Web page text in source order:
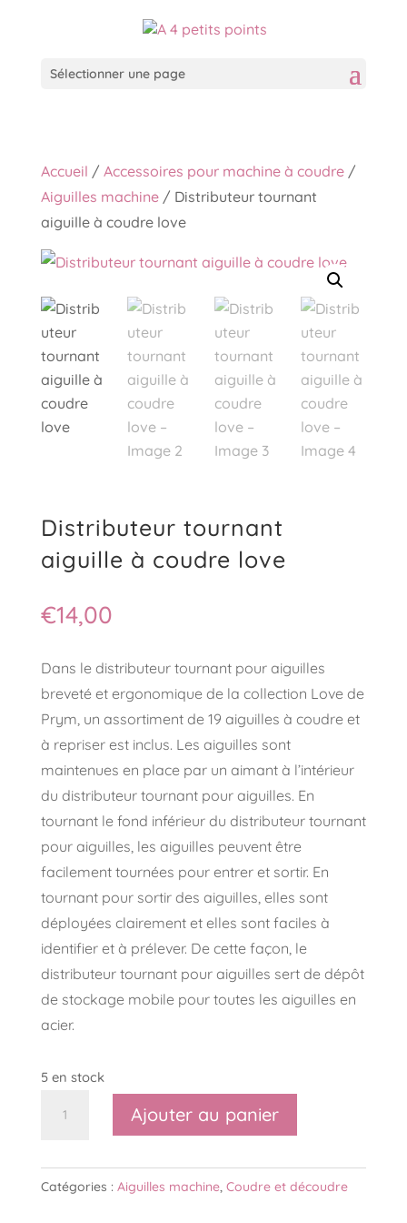
Sélectionner une page
Accueil / Accessoires pour machine à coudre/
Aiguilles machine/ Distributeur tournant
aiguille à coudre love
Distributeur tournant
aiguille à coudre love
€14,00
Dans le distributeur tournant pour aiguilles
breveté et ergonomique de la collection Love de
Prym, un assortiment de 19 aiguilles à coudre et
à repriser est inclus. Les aiguilles sont
maintenues en place par un aimant à l’intérieur
du distributeur tournant pour aiguilles. En
tournant le fond inférieur du distributeur tournant
pour aiguilles, les aiguilles peuvent être
facilement tournées pour entrer et sortir. En
tournant pour sortir des aiguilles, elles sont
déployées clairement et elles sont faciles à
identifier et à prélever. De cette façon, le
distributeur tournant pour aiguilles sert de dépôt
de stockage mobile pour toutes les aiguilles en
acier.
5 en stock
tournant
Ajouter au panier
Catégories : Aiguilles machine, Coudre et découdre